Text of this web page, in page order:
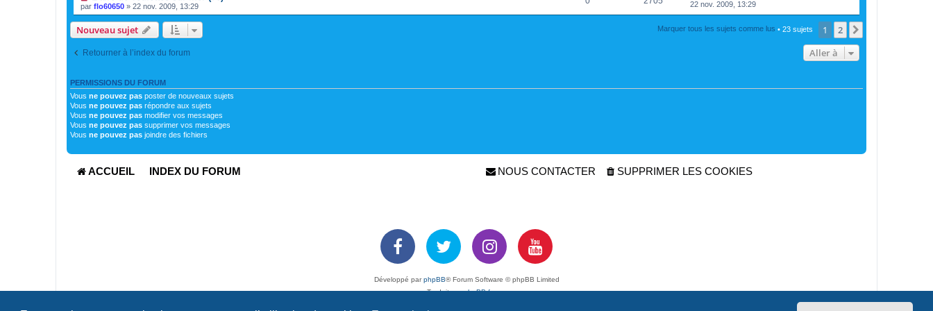
par flo60650 » 22 nov. 2009, 13:29
22 nov. 2009, 13:29
Nouveau sujet Marquer tous les sujets comme lus • 23 sujets 1 2
Retourner à l’index du forum Aller à
PERMISSIONS DU FORUM
Vous ne pouvez pas poster de nouveaux sujets
Vous ne pouvez pas répondre aux sujets
Vous ne pouvez pas modifier vos messages
Vous ne pouvez pas supprimer vos messages
Vous ne pouvez pas joindre des fichiers
ACCUEIL INDEX DU FORUM SUPPRIMER LES COOKIES
NOUS CONTACTER
Développé parphpBB® Forum Software © phpBB Limited
Traduit parphpBB-fr.com